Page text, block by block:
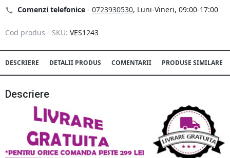
Comenzi telefonice - 0723930530, Luni-Vineri, 09:00-17:00
Cod produs - SKU: VES1243
DESCRIERE DETALII PRODUS COMENTARII PRODUSE SIMILARE
Descriere